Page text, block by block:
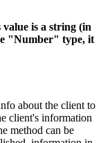
is a string (in
"Number" type, it
about the client to
client's information
method can be